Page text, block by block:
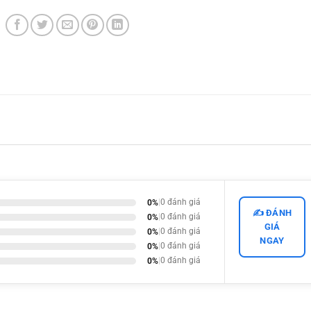
0%| 0 đánh giá
0%| 0 đánh giá
0%| 0 đánh giá
0%| 0 đánh giá
0%| 0 đánh giá
✍️ ĐÁNH
GIÁ
NGAY